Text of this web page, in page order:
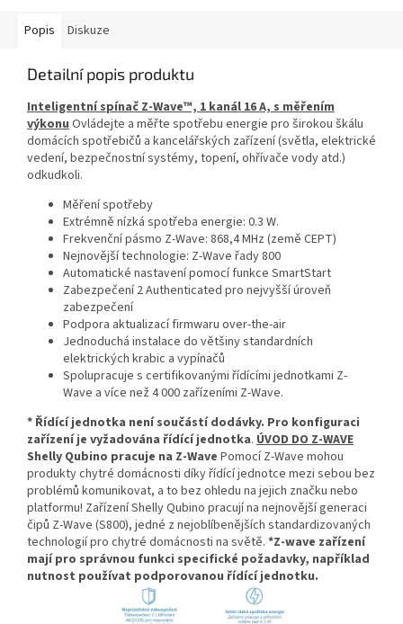
Popis Diskuze
Detailní popis produktu
Inteligentní spínač Z-Wave™, 1 kanál 16 A, s měřením
výkonuOvládejte a měřte spotřebu energie pro širokou škálu
domácích spotřebičů a kancelářských zařízení (světla, elektrické
vedení, bezpečnostní systémy, topení, ohřívače vody atd.)
odkudkoli.
Měření spotřeby
Extrémně nízká spotřeba energie: 0.3 W.
Frekvenční pásmo Z-Wave: 868,4 MHz (země CEPT)
Nejnovější technologie: Z-Wave řady 800
Automatické nastavení pomocí funkce SmartStart
Zabezpečení 2 Authenticated pro nejvyšší úroveň
zabezpečení
Podpora aktualizací firmwaru over-the-air
Jednoduchá instalace do většiny standardních
elektrických krabic a vypínačů
Spolupracuje s certifikovanými řídícími jednotkami Z-
Wave a více než 4 000 zařízeními Z-Wave.
* Řídící jednotka není součástí dodávky. Pro konfiguraci
zařízení je vyžadována řídící jednotka. ÚVOD DO Z-WAVE
Shelly Qubino pracuje na Z-Wave Pomocí Z-Wave mohou
produkty chytré domácnosti díky řídící jednotce mezi sebou bez
problémů komunikovat, a to bez ohledu na jejich značku nebo
platformu! Zařízení Shelly Qubino pracují na nejnovější generaci
čipů Z-Wave (S800), jedné z nejoblíbenějších standardizovaných
technologií pro chytré domácnosti na světě. *Z-wave zařízení
mají pro správnou funkci specifické požadavky, například
nutnost používat podporovanou řídící jednotku.